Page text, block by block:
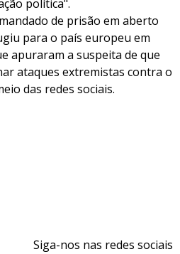
política".
de prisão em aberto
para o país europeu em
apuraram a suspeita de que
ataques extremistas contra o
das redes sociais.
Siga-nos nas redes sociais